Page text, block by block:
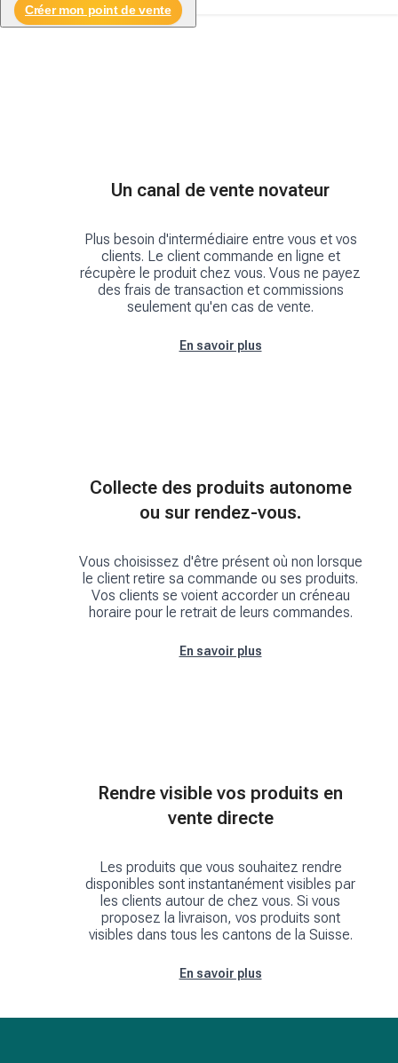
Créer mon point de vente
Un canal de vente novateur
Plus besoin d'intermédiaire entre vous et vos
clients. Le client commande en ligne et
récupère le produit chez vous. Vous ne payez
des frais de transaction et commissions
seulement qu'en cas de vente.
En savoir plus
Collecte des produits autonome
ou sur rendez-vous.
Vous choisissez d'être présent où non lorsque
le client retire sa commande ou ses produits.
Vos clients se voient accorder un créneau
horaire pour le retrait de leurs commandes.
En savoir plus
Rendre visible vos produits en
vente directe
Les produits que vous souhaitez rendre
disponibles sont instantanément visibles par
les clients autour de chez vous. Si vous
proposez la livraison, vos produits sont
visibles dans tous les cantons de la Suisse.
En savoir plus